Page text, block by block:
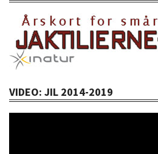
VIDEO: JIL 2014-2019